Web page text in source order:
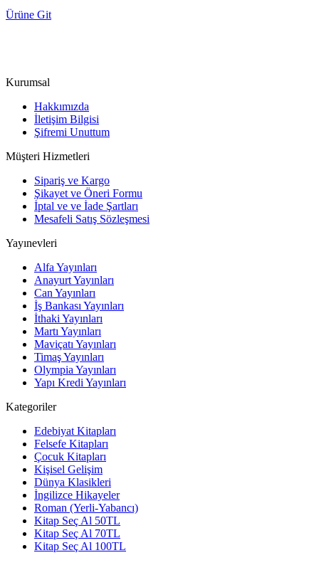
Ürüne Git
Kurumsal
Hakkımızda
İletişim Bilgisi
Şifremi Unuttum
Müşteri Hizmetleri
Sipariş ve Kargo
Şikayet ve Öneri Formu
İptal ve ve İade Şartları
Mesafeli Satış Sözleşmesi
Yayınevleri
Alfa Yayınları
Anayurt Yayınları
Can Yayınları
İş Bankası Yayınları
İthaki Yayınları
Martı Yayınları
Maviçatı Yayınları
Timaş Yayınları
Olympia Yayınları
Yapı Kredi Yayınları
Kategoriler
Edebiyat Kitapları
Felsefe Kitapları
Çocuk Kitapları
Kişisel Gelişim
Dünya Klasikleri
İngilizce Hikayeler
Roman (Yerli-Yabancı)
Kitap Seç Al 50TL
Kitap Seç Al 70TL
Kitap Seç Al 100TL